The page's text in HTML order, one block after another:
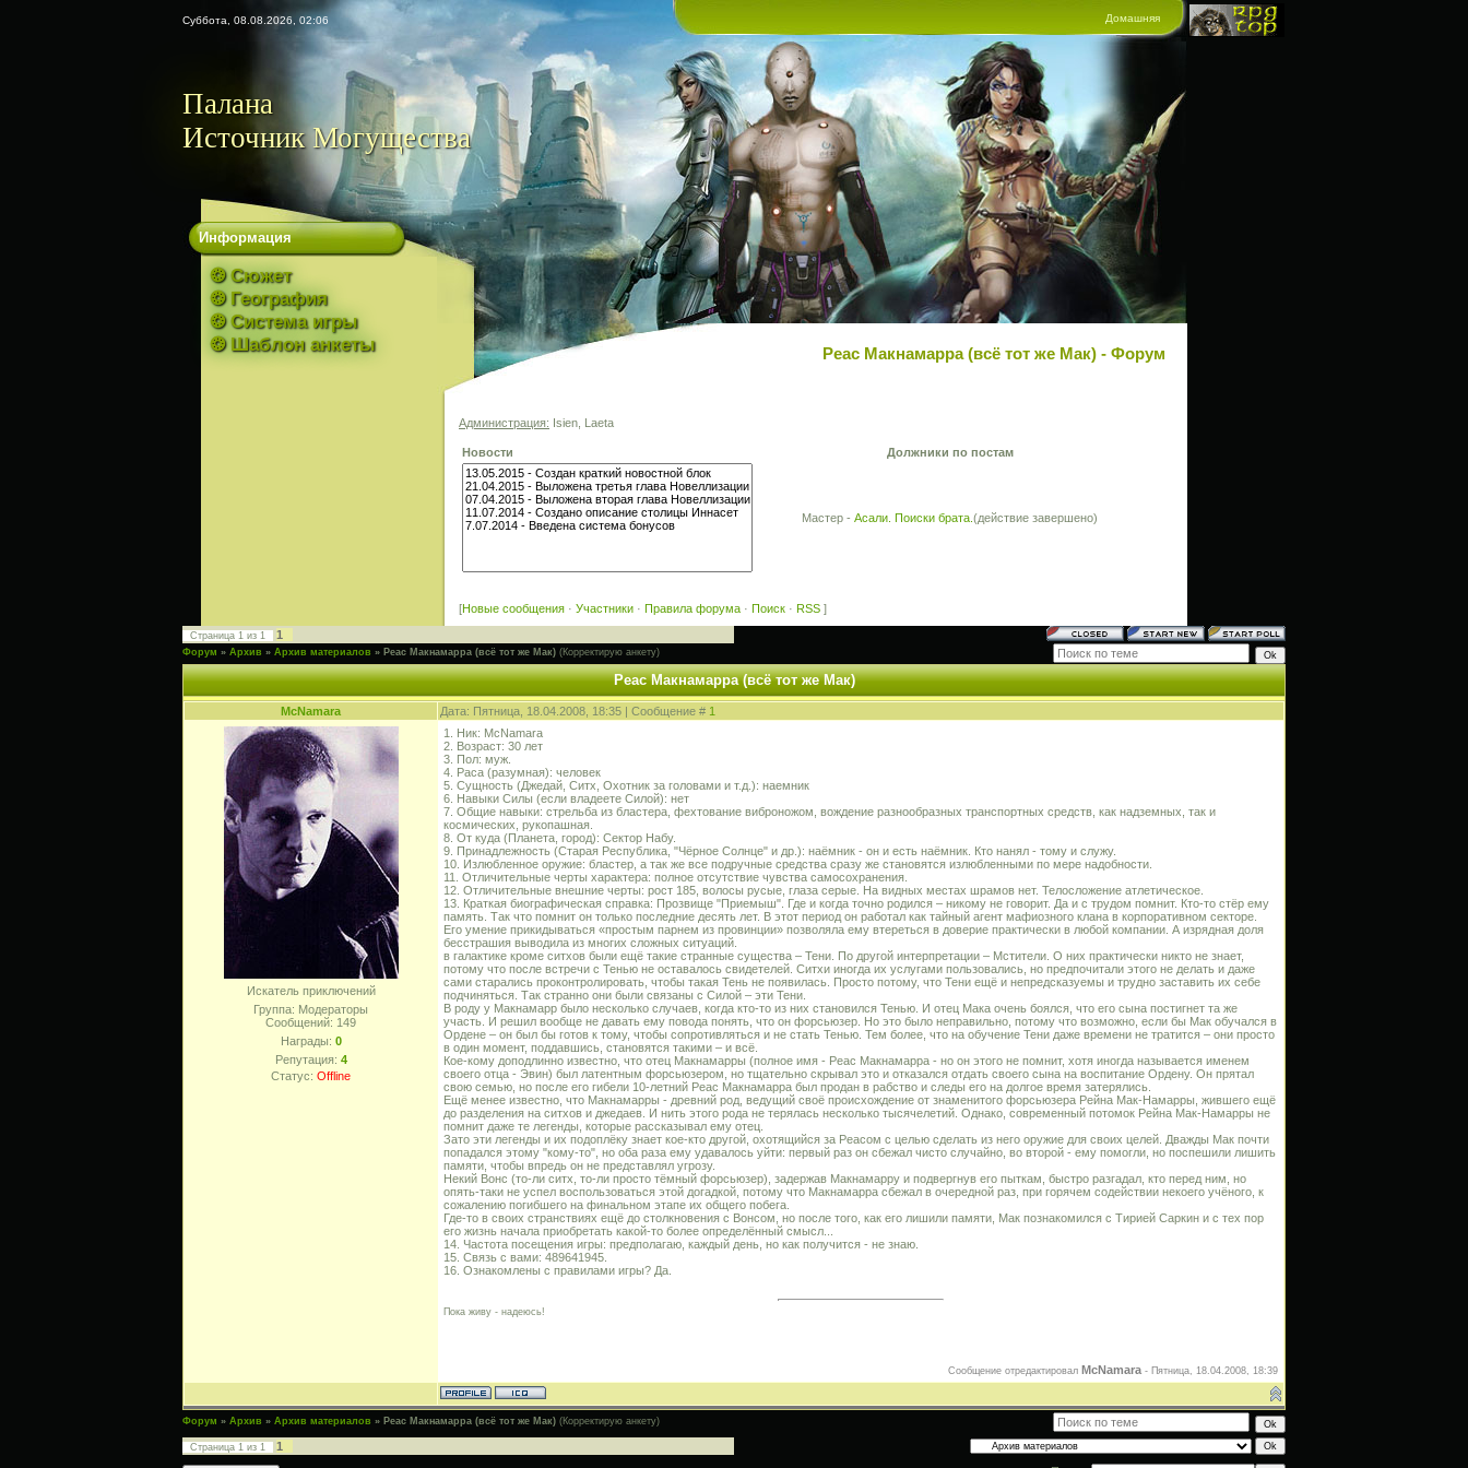
Суббота, 08.08.2026, 02:06 Домашняя
Палана
Источник Могущества
Информация
❂ Сюжет
❂ География
❂ Система игры
❂ Шаблон анкеты
Реас Макнамарра (всё тот же Мак) - Форум
Администрация: Isien, Laeta
Новости Должники по постам
Мастер - Асали. Поиски брата. (действие завершено)
[Новые сообщения · Участники · Правила форума · Поиск · RSS ]
Страница 1 из 1 1
Форум » Архив » Архив материалов » Реас Макнамарра (всё тот же Мак) (Корректирую анкету)
Реас Макнамарра (всё тот же Мак)
McNamara Дата: Пятница, 18.04.2008, 18:35 | Сообщение # 1
Искатель приключений
Группа: Модераторы
Сообщений: 149
Награды: 0
Репутация: 4
Статус: Offline
1. Ник: McNamara
2. Возраст: 30 лет
3. Пол: муж.
4. Раса (разумная): человек
5. Сущность (Джедай, Ситх, Охотник за головами и т.д.): наемник
6. Навыки Силы (если владеете Силой): нет
7. Общие навыки: стрельба из бластера, фехтование виброножом, вождение разнообразных транспортных средств, как надземных, так и
космических, рукопашная.
8. От куда (Планета, город): Сектор Набу.
9. Принадлежность (Старая Республика, "Чёрное Солнце" и др.): наёмник - он и есть наёмник. Кто нанял - тому и служу.
10. Излюбленное оружие: бластер, а так же все подручные средства сразу же становятся излюбленными по мере надобности.
11. Отличительные черты характера: полное отсутствие чувства самосохранения.
12. Отличительные внешние черты: рост 185, волосы русые, глаза серые. На видных местах шрамов нет. Телосложение атлетическое.
13. Краткая биографическая справка: Прозвище "Приемыш". Где и когда точно родился – никому не говорит. Да и с трудом помнит. Кто-то стёр ему
память. Так что помнит он только последние десять лет. В этот период он работал как тайный агент мафиозного клана в корпоративном секторе.
Его умение прикидываться «простым парнем из провинции» позволяла ему втереться в доверие практически в любой компании. А изрядная доля
бесстрашия выводила из многих сложных ситуаций.
в галактике кроме ситхов были ещё такие странные существа – Тени. По другой интерпретации – Мстители. О них практически никто не знает,
потому что после встречи с Тенью не оставалось свидетелей. Ситхи иногда их услугами пользовались, но предпочитали этого не делать и даже
сами старались проконтролировать, чтобы такая Тень не появилась. Просто потому, что Тени ещё и непредсказуемы и трудно заставить их себе
подчиняться. Так странно они были связаны с Силой – эти Тени.
В роду у Макнамарр было несколько случаев, когда кто-то из них становился Тенью. И отец Мака очень боялся, что его сына постигнет та же
участь. И решил вообще не давать ему повода понять, что он форсьюзер. Но это было неправильно, потому что возможно, если бы Мак обучался в
Ордене – он был бы готов к тому, чтобы сопротивляться и не стать Тенью. Тем более, что на обучение Тени даже времени не тратится – они просто
в один момент, поддавшись, становятся такими – и всё.
Кое-кому доподлинно известно, что отец Макнамарры (полное имя - Реас Макнамарра - но он этого не помнит, хотя иногда называется именем
своего отца - Эвин) был латентным форсьюзером, но тщательно скрывал это и отказался отдать своего сына на воспитание Ордену. Он прятал
свою семью, но после его гибели 10-летний Реас Макнамарра был продан в рабство и следы его на долгое время затерялись.
Ещё менее известно, что Макнамарры - древний род, ведущий своё происхождение от знаменитого форсьюзера Рейна Мак-Намарры, жившего ещё
до разделения на ситхов и джедаев. И нить этого рода не терялась несколько тысячелетий. Однако, современный потомок Рейна Мак-Намарры не
помнит даже те легенды, которые рассказывал ему отец.
Зато эти легенды и их подоплёку знает кое-кто другой, охотящийся за Реасом с целью сделать из него оружие для своих целей. Дважды Мак почти
попадался этому "кому-то", но оба раза ему удавалось уйти: первый раз он сбежал чисто случайно, во второй - ему помогли, но поспешили лишить
памяти, чтобы впредь он не представлял угрозу.
Некий Вонс (то-ли ситх, то-ли просто тёмный форсьюзер), задержав Макнамарру и подвергнув его пыткам, быстро разгадал, кто перед ним, но
опять-таки не успел воспользоваться этой догадкой, потому что Макнамарра сбежал в очередной раз, при горячем содействии некоего учёного, к
сожалению погибшего на финальном этапе их общего побега.
Где-то в своих странствиях ещё до столкновения с Вонсом, но после того, как его лишили памяти, Мак познакомился с Тирией Саркин и с тех пор
его жизнь начала приобретать какой-то более определённый смысл...
14. Частота посещения игры: предполагаю, каждый день, но как получится - не знаю.
15. Связь с вами: 489641945.
16. Ознакомлены с правилами игры? Да.
Пока живу - надеюсь!
Сообщение отредактировал McNamara - Пятница, 18.04.2008, 18:39
Форум » Архив » Архив материалов » Реас Макнамарра (всё тот же Мак) (Корректирую анкету)
Страница 1 из 1
1